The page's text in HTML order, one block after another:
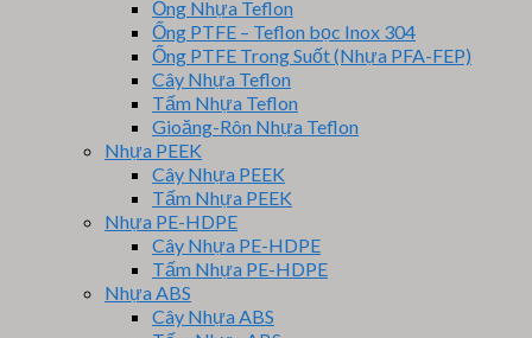
Ống Nhựa Teflon
Ống PTFE – Teflon bọc Inox 304
Ống PTFE Trong Suốt (Nhựa PFA-FEP)
Cây Nhựa Teflon
Tấm Nhựa Teflon
Gioăng-Rôn Nhựa Teflon
Nhựa PEEK
Cây Nhựa PEEK
Tấm Nhựa PEEK
Nhựa PE-HDPE
Cây Nhựa PE-HDPE
Tấm Nhựa PE-HDPE
Nhựa ABS
Cây Nhựa ABS